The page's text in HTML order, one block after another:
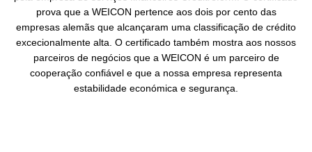
prova que a WEICON pertence aos dois por cento das
empresas alemãs que alcançaram uma classificação de crédito
excecionalmente alta. O certificado também mostra aos nossos
parceiros de negócios que a WEICON é um parceiro de
cooperação confiável e que a nossa empresa representa
estabilidade económica e segurança.